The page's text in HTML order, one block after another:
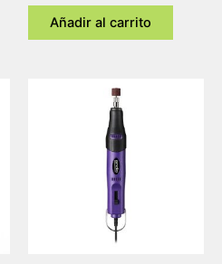
Añadir al carrito